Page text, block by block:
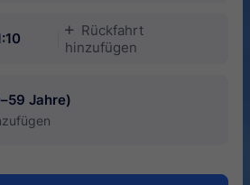
󱅇
Rückfahrt
hinzufügen
Jahre)